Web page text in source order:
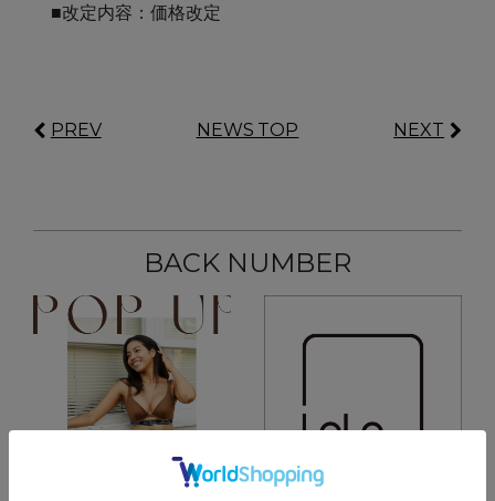
■改定内容：価格改定
PREV NEWS TOP NEXT
BACK NUMBER